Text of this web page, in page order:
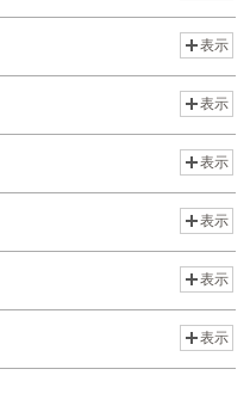
表示
表示
表示
表示
表示
表示